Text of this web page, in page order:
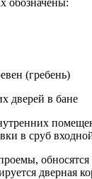
(гребень)
дверей в бане
в сруб
обносятся
дверная